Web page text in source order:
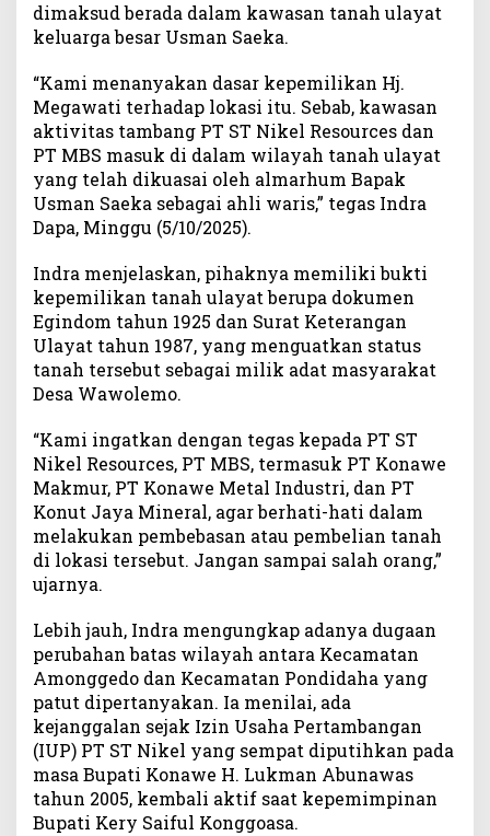
a
h
l
a
y
a
t
S
o
r
t
i
K
l
a
a
h
a
n
C
a
t
A
m
n
g
g
e
d
o
dimaksud berada dalam kawasan tanah ulayat
keluarga besar Usman Saeka.
“Kami menanyakan dasar kepemilikan Hj.
Megawati terhadap lokasi itu. Sebab, kawasan
aktivitas tambang PT ST Nikel Resources dan
PT MBS masuk di dalam wilayah tanah ulayat
yang telah dikuasai oleh almarhum Bapak
Usman Saeka sebagai ahli waris,” tegas Indra
Dapa, Minggu (5/10/2025).
Indra menjelaskan, pihaknya memiliki bukti
kepemilikan tanah ulayat berupa dokumen
Egindom tahun 1925 dan Surat Keterangan
Ulayat tahun 1987, yang menguatkan status
tanah tersebut sebagai milik adat masyarakat
Desa Wawolemo.
“Kami ingatkan dengan tegas kepada PT ST
Nikel Resources, PT MBS, termasuk PT Konawe
Makmur, PT Konawe Metal Industri, dan PT
Konut Jaya Mineral, agar berhati-hati dalam
melakukan pembebasan atau pembelian tanah
di lokasi tersebut. Jangan sampai salah orang,”
ujarnya.
Lebih jauh, Indra mengungkap adanya dugaan
perubahan batas wilayah antara Kecamatan
Amonggedo dan Kecamatan Pondidaha yang
patut dipertanyakan. Ia menilai, ada
kejanggalan sejak Izin Usaha Pertambangan
(IUP) PT ST Nikel yang sempat diputihkan pada
masa Bupati Konawe H. Lukman Abunawas
tahun 2005, kembali aktif saat kepemimpinan
Bupati Kery Saiful Konggoasa.